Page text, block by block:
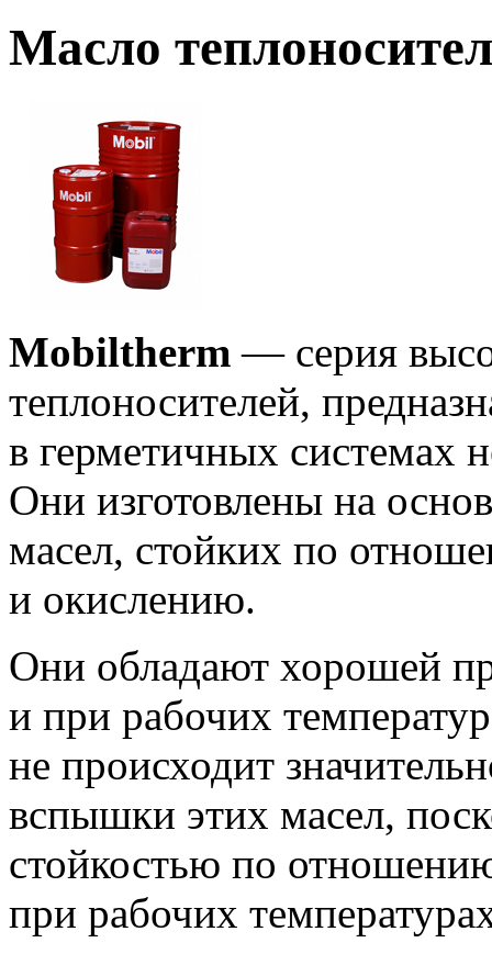
Масло
Mobiltherm — серия
теплоносителей,
в герметичных системах
Они изготовлены на
масел, стойких по
и окислению.
Они обладают хорошей
и при рабочих
не происходит
вспышки этих масел,
стойкостью по
при рабочих